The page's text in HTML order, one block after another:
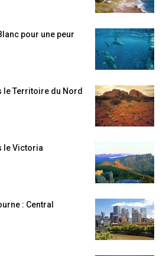
pour une peur
le Territoire du Nord
le Victoria
: Central